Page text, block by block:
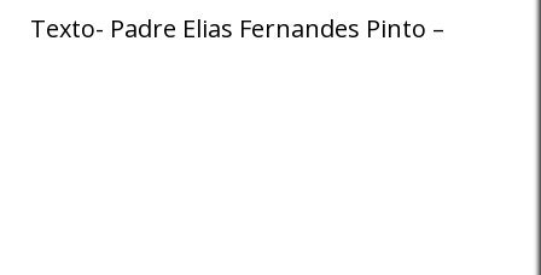
Texto- Padre Elias Fernandes Pinto –